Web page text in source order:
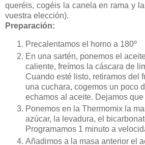
queréis, cogéis la canela en rama y
vuestra elección).
Preparación:
Precalentamos el horno a 180º
En una sartén, ponemos el
caliente, freímos la cáscara de
Cuando esté listo, retiramos del
una cuchara, cogemos un poco
echamos al aceite. Dejamos que
Ponemos en la Thermomix la
azúcar, la levadura, el
Programamos 1 minuto a
Añadimos a la masa anterior el